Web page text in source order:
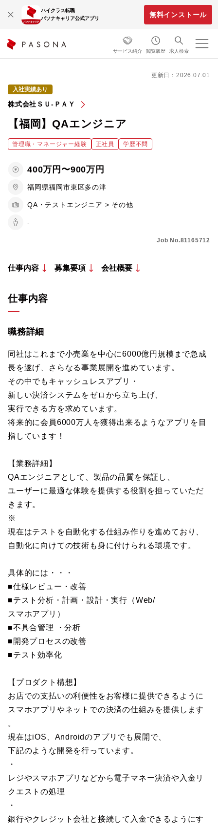
ハイクラス転職
パソナキャリア公式アプリ
無料インストール
サービス紹介 閲覧履歴 求人検索
更新日：2026.07.01
入社実績あり
株式会社ＳＵ‐ＰＡＹ
【福岡】QAエンジニア
管理職・マネージャー経験 正社員 学歴不問
400万円〜900万円
福岡県福岡市東区多の津
QA・テストエンジニア > その他
-
Job No.81165712
仕事内容 募集要項 会社概要
仕事内容
職務詳細
同社はこれまで小売業を中心に6000億円規模まで急成
長を遂げ、さらなる事業展開を進めています。
その中でもキャッシュレスアプリ・
新しい決済システムをゼロから立ち上げ、
実行できる方を求めています。
将来的に会員6000万人を獲得出来るようなアプリを目
指しています！
【業務詳細】
QAエンジニアとして、製品の品質を保証し、
ユーザーに最適な体験を提供する役割を担っていただ
きます。
※
現在はテストを自動化する仕組み作りを進めており、
自動化に向けての技術も身に付けられる環境です。
具体的には・・・
■仕様レビュー・改善
■テスト分析・計画・設計・実行（Web/
スマホアプリ）
■不具合管理 ・分析
■開発プロセスの改善
■テスト効率化
【プロダクト構想】
お店での支払いの利便性をお客様に提供できるように
スマホアプリやネットでの決済の仕組みを提供します
。
現在はiOS、Androidのアプリでも展開で、
下記のような開発を行っています。
・
レジやスマホアプリなどから電子マネー決済や入金リ
クエストの処理
・
銀行やクレジット会社と接続して入金できるようにす